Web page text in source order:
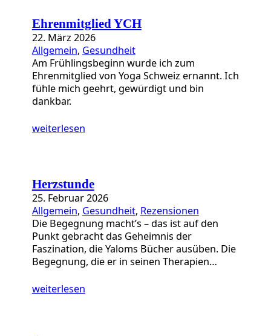
Ehrenmitglied YCH
22. März 2026
Allgemein, Gesundheit
Am Frühlingsbeginn wurde ich zum
Ehrenmitglied von Yoga Schweiz ernannt. Ich
fühle mich geehrt, gewürdigt und bin
dankbar.
weiterlesen
Herzstunde
25. Februar 2026
Allgemein, Gesundheit, Rezensionen
Die Begegnung macht’s – das ist auf den
Punkt gebracht das Geheimnis der
Faszination, die Yaloms Bücher ausüben. Die
Begegnung, die er in seinen Therapien…
weiterlesen